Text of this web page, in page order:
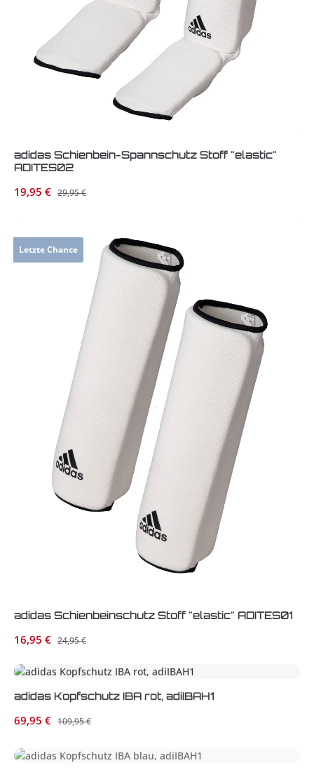
adidas Schienbein-Spannschutz Stoff "elastic"
ADITES02
Verkaufspreis:
19,95 € Regulärer Preis:
29,95 €
Letzte Chance
adidas Schienbeinschutz Stoff "elastic" ADITES01
Verkaufspreis:
16,95 € Regulärer Preis:
24,95 €
adidas Kopfschutz IBA rot, adiIBAH1
Verkaufspreis:
69,95 € Regulärer Preis:
109,95 €